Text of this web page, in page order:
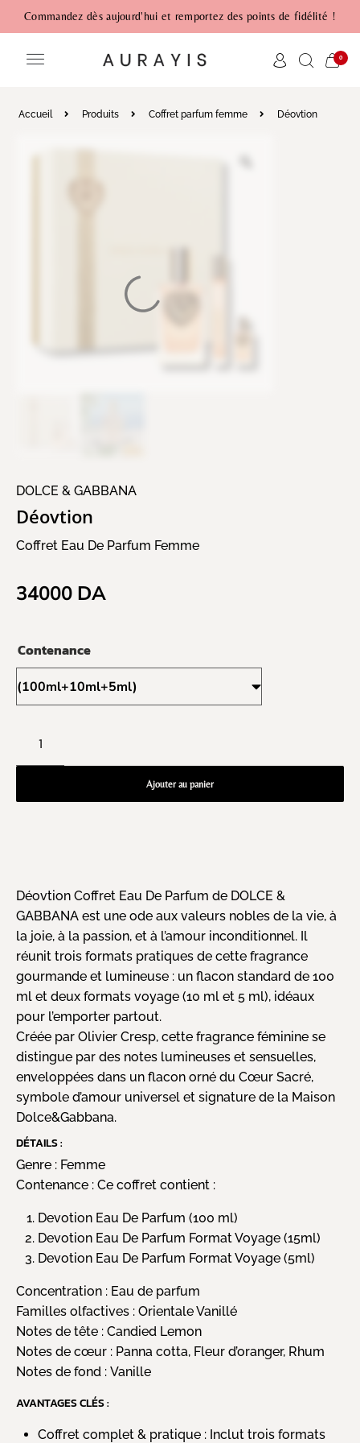
Commandez dès aujourd'hui et remportez des points de fidélité !
0
Accueil Produits Coffret parfum femme Déovtion
DOLCE & GABBANA
Déovtion
Coffret Eau De Parfum Femme
34000 DA
Contenance
Ajouter au panier
Déovtion Coffret Eau De Parfum de DOLCE &
GABBANA est une ode aux valeurs nobles de la vie, à
la joie, à la passion, et à l’amour inconditionnel. Il
réunit trois formats pratiques de cette fragrance
gourmande et lumineuse : un flacon standard de 100
ml et deux formats voyage (10 ml et 5 ml), idéaux
pour l’emporter partout.
Créée par Olivier Cresp, cette fragrance féminine se
distingue par des notes lumineuses et sensuelles,
enveloppées dans un flacon orné du Cœur Sacré,
symbole d’amour universel et signature de la Maison
Dolce&Gabbana.
DÉTAILS :
Genre : Femme
Contenance : Ce coffret contient :
Devotion Eau De Parfum (100 ml)
Devotion Eau De Parfum Format Voyage (15ml)
Devotion Eau De Parfum Format Voyage (5ml)
Concentration : Eau de parfum
Familles olfactives : Orientale Vanillé
Notes de tête : Candied Lemon
Notes de cœur : Panna cotta, Fleur d’oranger, Rhum
Notes de fond : Vanille
AVANTAGES CLÉS :
Coffret complet & pratique : Inclut trois formats